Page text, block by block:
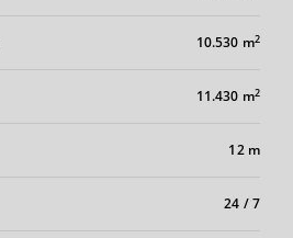
10.530 m2
11.430 m2
12 m
24 / 7